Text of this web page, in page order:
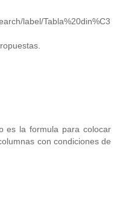
label/Tabla%20din%C3
es la formula para colocar
con condiciones de